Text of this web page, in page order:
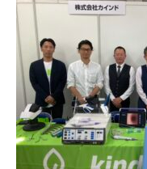
会社概要
お問い合わせ